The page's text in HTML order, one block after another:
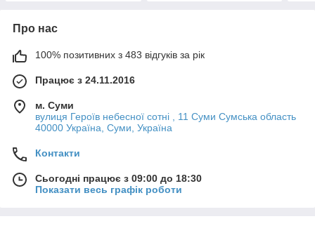
Про нас
100% позитивних з 483 відгуків за рік
Працює з 24.11.2016
м. Суми
вулиця Героїв небесної сотні , 11 Суми Сумська область
40000 Україна, Суми, Україна
Контакти
Сьогодні працює з 09:00 до 18:30
Показати весь графік роботи